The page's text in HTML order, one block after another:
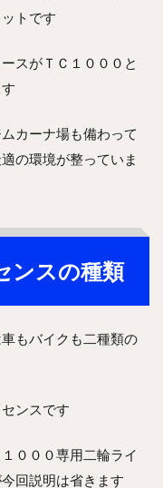
トです
スがＴＣ１０００と
カーナ場も備わって
の環境が整っていま
ンスの種類
もバイクも二種類の
ンスです
０００専用二輪ライ
回説明は省きます